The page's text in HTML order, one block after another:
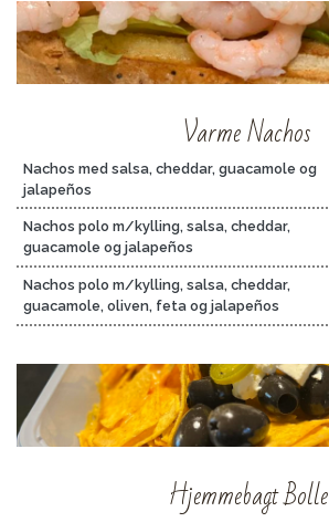
Varme Nachos
Nachos med salsa, cheddar, guacamole og
jalapeños
Nachos polo m/kylling, salsa, cheddar,
guacamole og jalapeños
Nachos polo m/kylling, salsa, cheddar,
guacamole, oliven, feta og jalapeños
Hjemmebagt Bolle